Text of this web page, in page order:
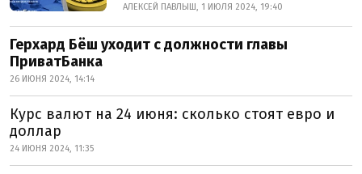
АЛЕКСЕЙ ПАВЛЫШ, 1 ИЮЛЯ 2024, 19:40
Герхард Бёш уходит с должности главы
ПриватБанка
26 ИЮНЯ 2024, 14:14
Курс валют на 24 июня: сколько стоят евро и
доллар
24 ИЮНЯ 2024, 11:35